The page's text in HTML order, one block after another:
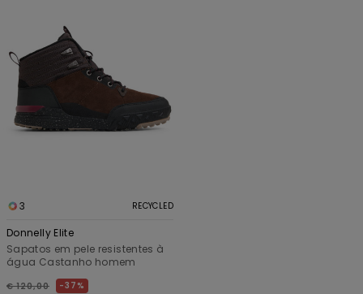
3 RECYCLED
Donnelly Elite
Sapatos em pele resistentes à
água Castanho homem
€ 120,00 37%